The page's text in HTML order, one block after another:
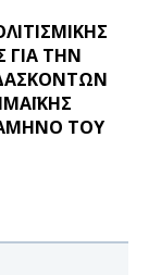
ΓΙΑ ΤΗΝ
ΤΟΥ